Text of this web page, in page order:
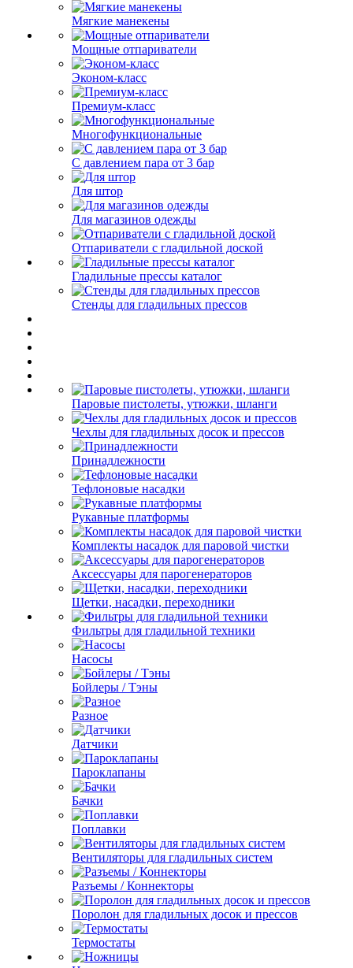
Мягкие манекены
Мощные отпариватели
Эконом-класс
Премиум-класс
Многофункциональные
С давлением пара от 3 бар
Для штор
Для магазинов одежды
Отпариватели с гладильной доской
Гладильные прессы каталог
Стенды для гладильных прессов
Паровые пистолеты, утюжки, шланги
Чехлы для гладильных досок и прессов
Принадлежности
Тефлоновые насадки
Рукавные платформы
Комплекты насадок для паровой чистки
Аксессуары для парогенераторов
Щетки, насадки, переходники
Фильтры для гладильной техники
Насосы
Бойлеры / Тэны
Разное
Датчики
Пароклапаны
Бачки
Поплавки
Вентиляторы для гладильных систем
Разъемы / Коннекторы
Поролон для гладильных досок и прессов
Термостаты